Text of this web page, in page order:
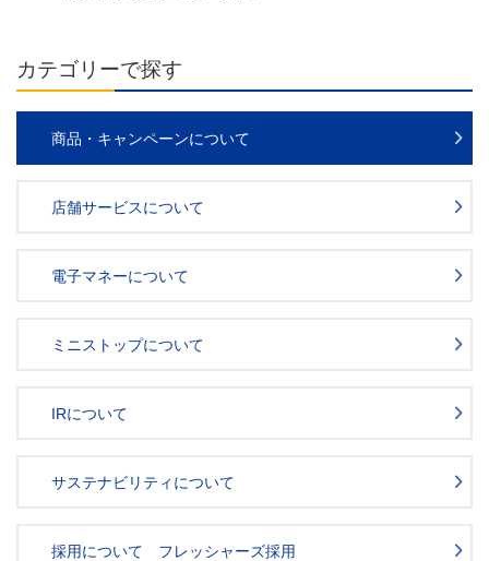
カテゴリーで探す
商品・キャンペーンについて
店舗サービスについて
電子マネーについて
ミニストップについて
IRについて
サステナビリティについて
採用について フレッシャーズ採用